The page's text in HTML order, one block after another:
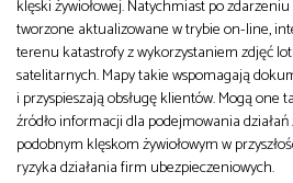
klęski żywiołowej. Natychmiast po
tworzone aktualizowane w trybie on-line,
terenu katastrofy z wykorzystaniem zdjęć
satelitarnych. Mapy takie wspomagają
i przyspieszają obsługę klientów. Mogą one
źródło informacji dla podejmowania
podobnym klęskom żywiołowym w
ryzyka działania firm ubezpieczeniowych.